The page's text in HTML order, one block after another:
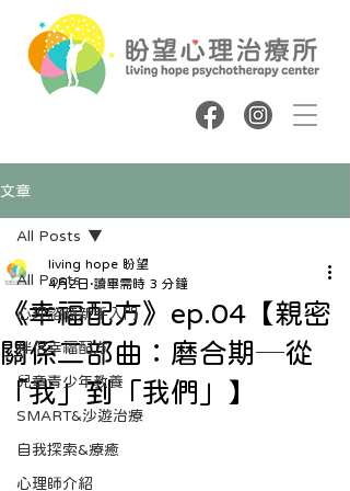
文章
All Posts
心理諮商新手入門
伴侶幸福配方
兒童青少年教養
SMART&沙遊治療
自我探索&療癒
心理師介紹
All Posts
《幸福配方》ep.04【親密
關係二部曲：磨合期─從
「我」到「我們」】
living hope 盼望
4月2日 讀畢需時 3 分鐘